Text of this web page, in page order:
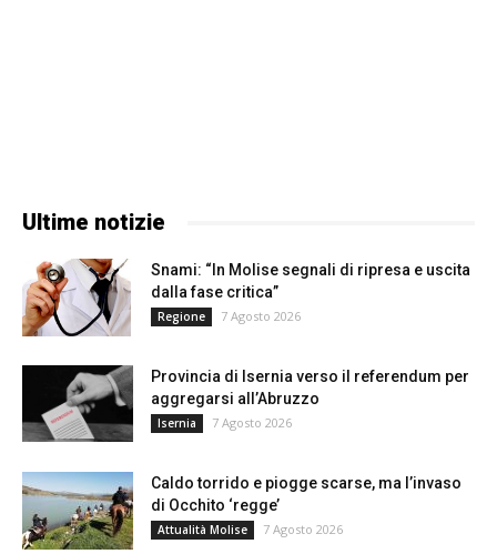
Ultime notizie
Snami: “In Molise segnali di ripresa e uscita
dalla fase critica”
Regione 7 Agosto 2026
Provincia di Isernia verso il referendum per
aggregarsi all’Abruzzo
Isernia 7 Agosto 2026
Caldo torrido e piogge scarse, ma l’invaso
di Occhito ‘regge’
Attualità Molise 7 Agosto 2026